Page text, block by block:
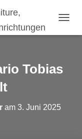
A
Tobias
am 3. Juni 2025